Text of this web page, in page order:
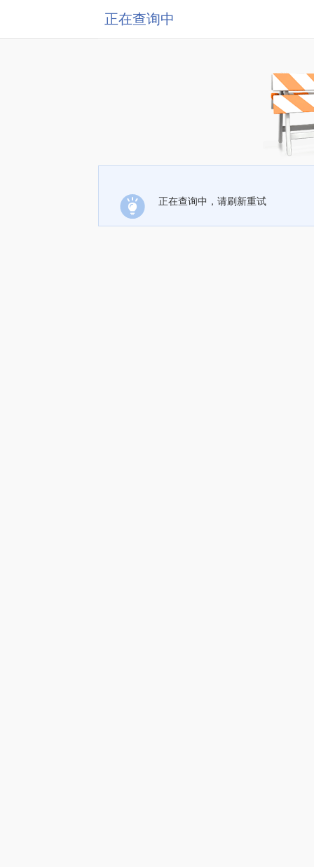
正在查询中
正在查询中，请刷新重试